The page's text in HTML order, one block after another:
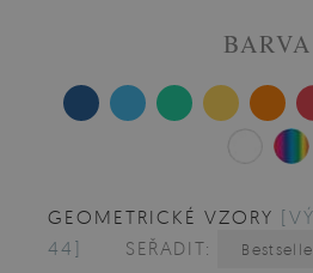
BARVA
GEOMETRICKÉ VZORY
44]
SEŘADIT: